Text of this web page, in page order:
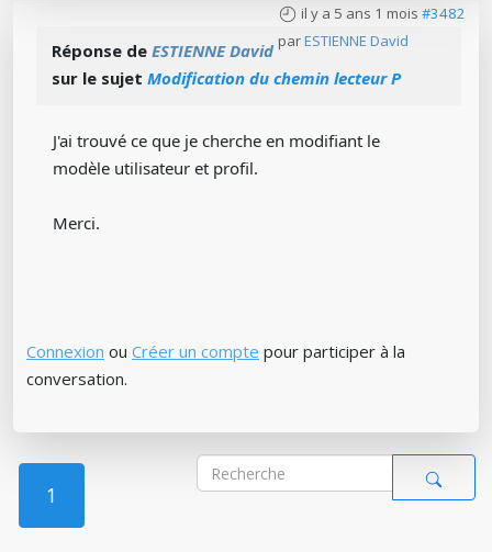
il y a 5 ans 1 mois #3482
par ESTIENNE David
Réponse de ESTIENNE David
sur le sujet Modification du chemin lecteur P
J'ai trouvé ce que je cherche en modifiant le
modèle utilisateur et profil.
Merci.
Connexion ou Créer un compte pour participer à la
conversation.
1